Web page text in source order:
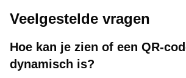
Veelgestelde vragen
Hoe kan je zien of een QR-
dynamisch is?